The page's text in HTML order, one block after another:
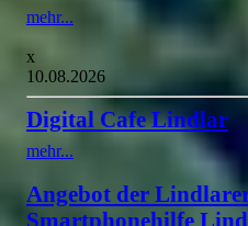
mehr...
x
10.08.2026
Digital Cafe Lindlar
mehr...
Angebot der
Smartphonehilfe